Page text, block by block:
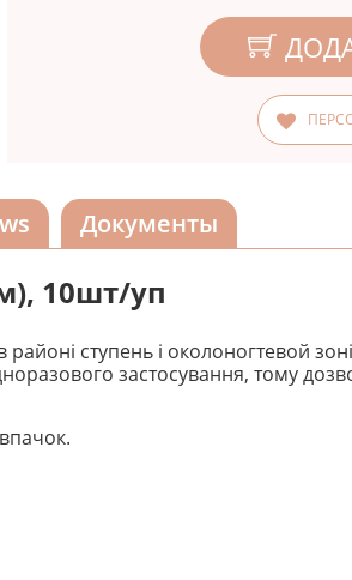
Документы
10шт/уп
ступень і околоногтевой
застосування, тому